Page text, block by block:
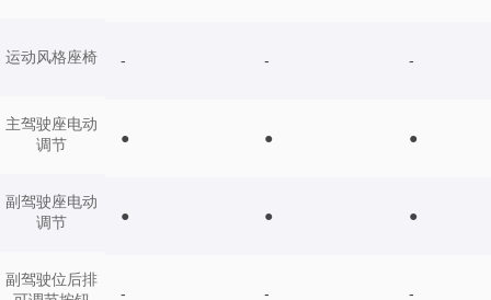
运动风格座椅
主驾驶座电动
调节
副驾驶座电动
调节
副驾驶位后排
- - -
● ● ●
● ● ●
- - -